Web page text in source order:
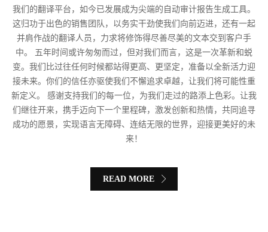
我们的翻译平台，如今已发展成为尖端的自动审计报告生成工具。
这归功于出色的销售团队，以务实干劲使我们向前迈进，还有一起
并肩作战的翻译人员，力求将修饰得尽善尽美的文本交到客户手
中。 五年时间或许匆匆而过，但对我们而言，这是一次革新和蜕
变。我们比过往任何时候都站得更高、更坚定，准备以全新活力迎
接未来。你们的信任亦驱使我们不懈追求卓越，让我们将可能性重
新定义。 感谢支持我们的每一位，为我们走过的路添上色彩。让我
们继往开来，携手迈向下一个里程碑，激发创新和热情，共同追寻
成功的愿景，实现语言无障碍、连结无限的世界，迎接更美好的未
来！
READ MORE